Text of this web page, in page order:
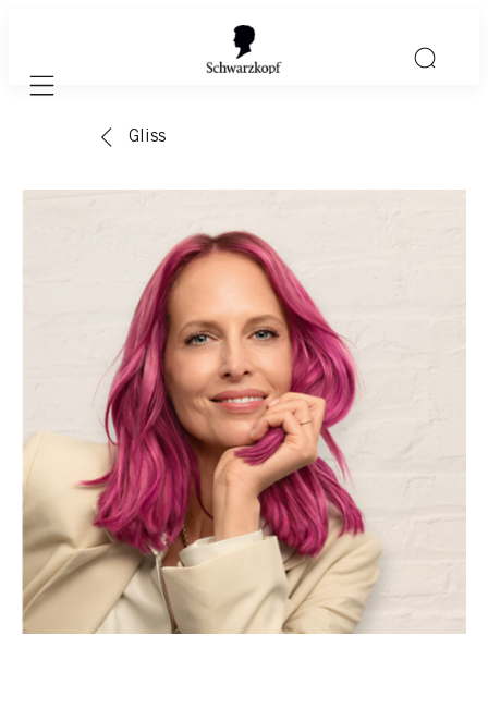
Mobile navigation
Gliss